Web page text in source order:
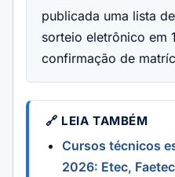
publicada uma lista
sorteio eletrônico em
confirmação de
🔗 LEIA TAMBÉM
Cursos técnicos
2026: Etec,